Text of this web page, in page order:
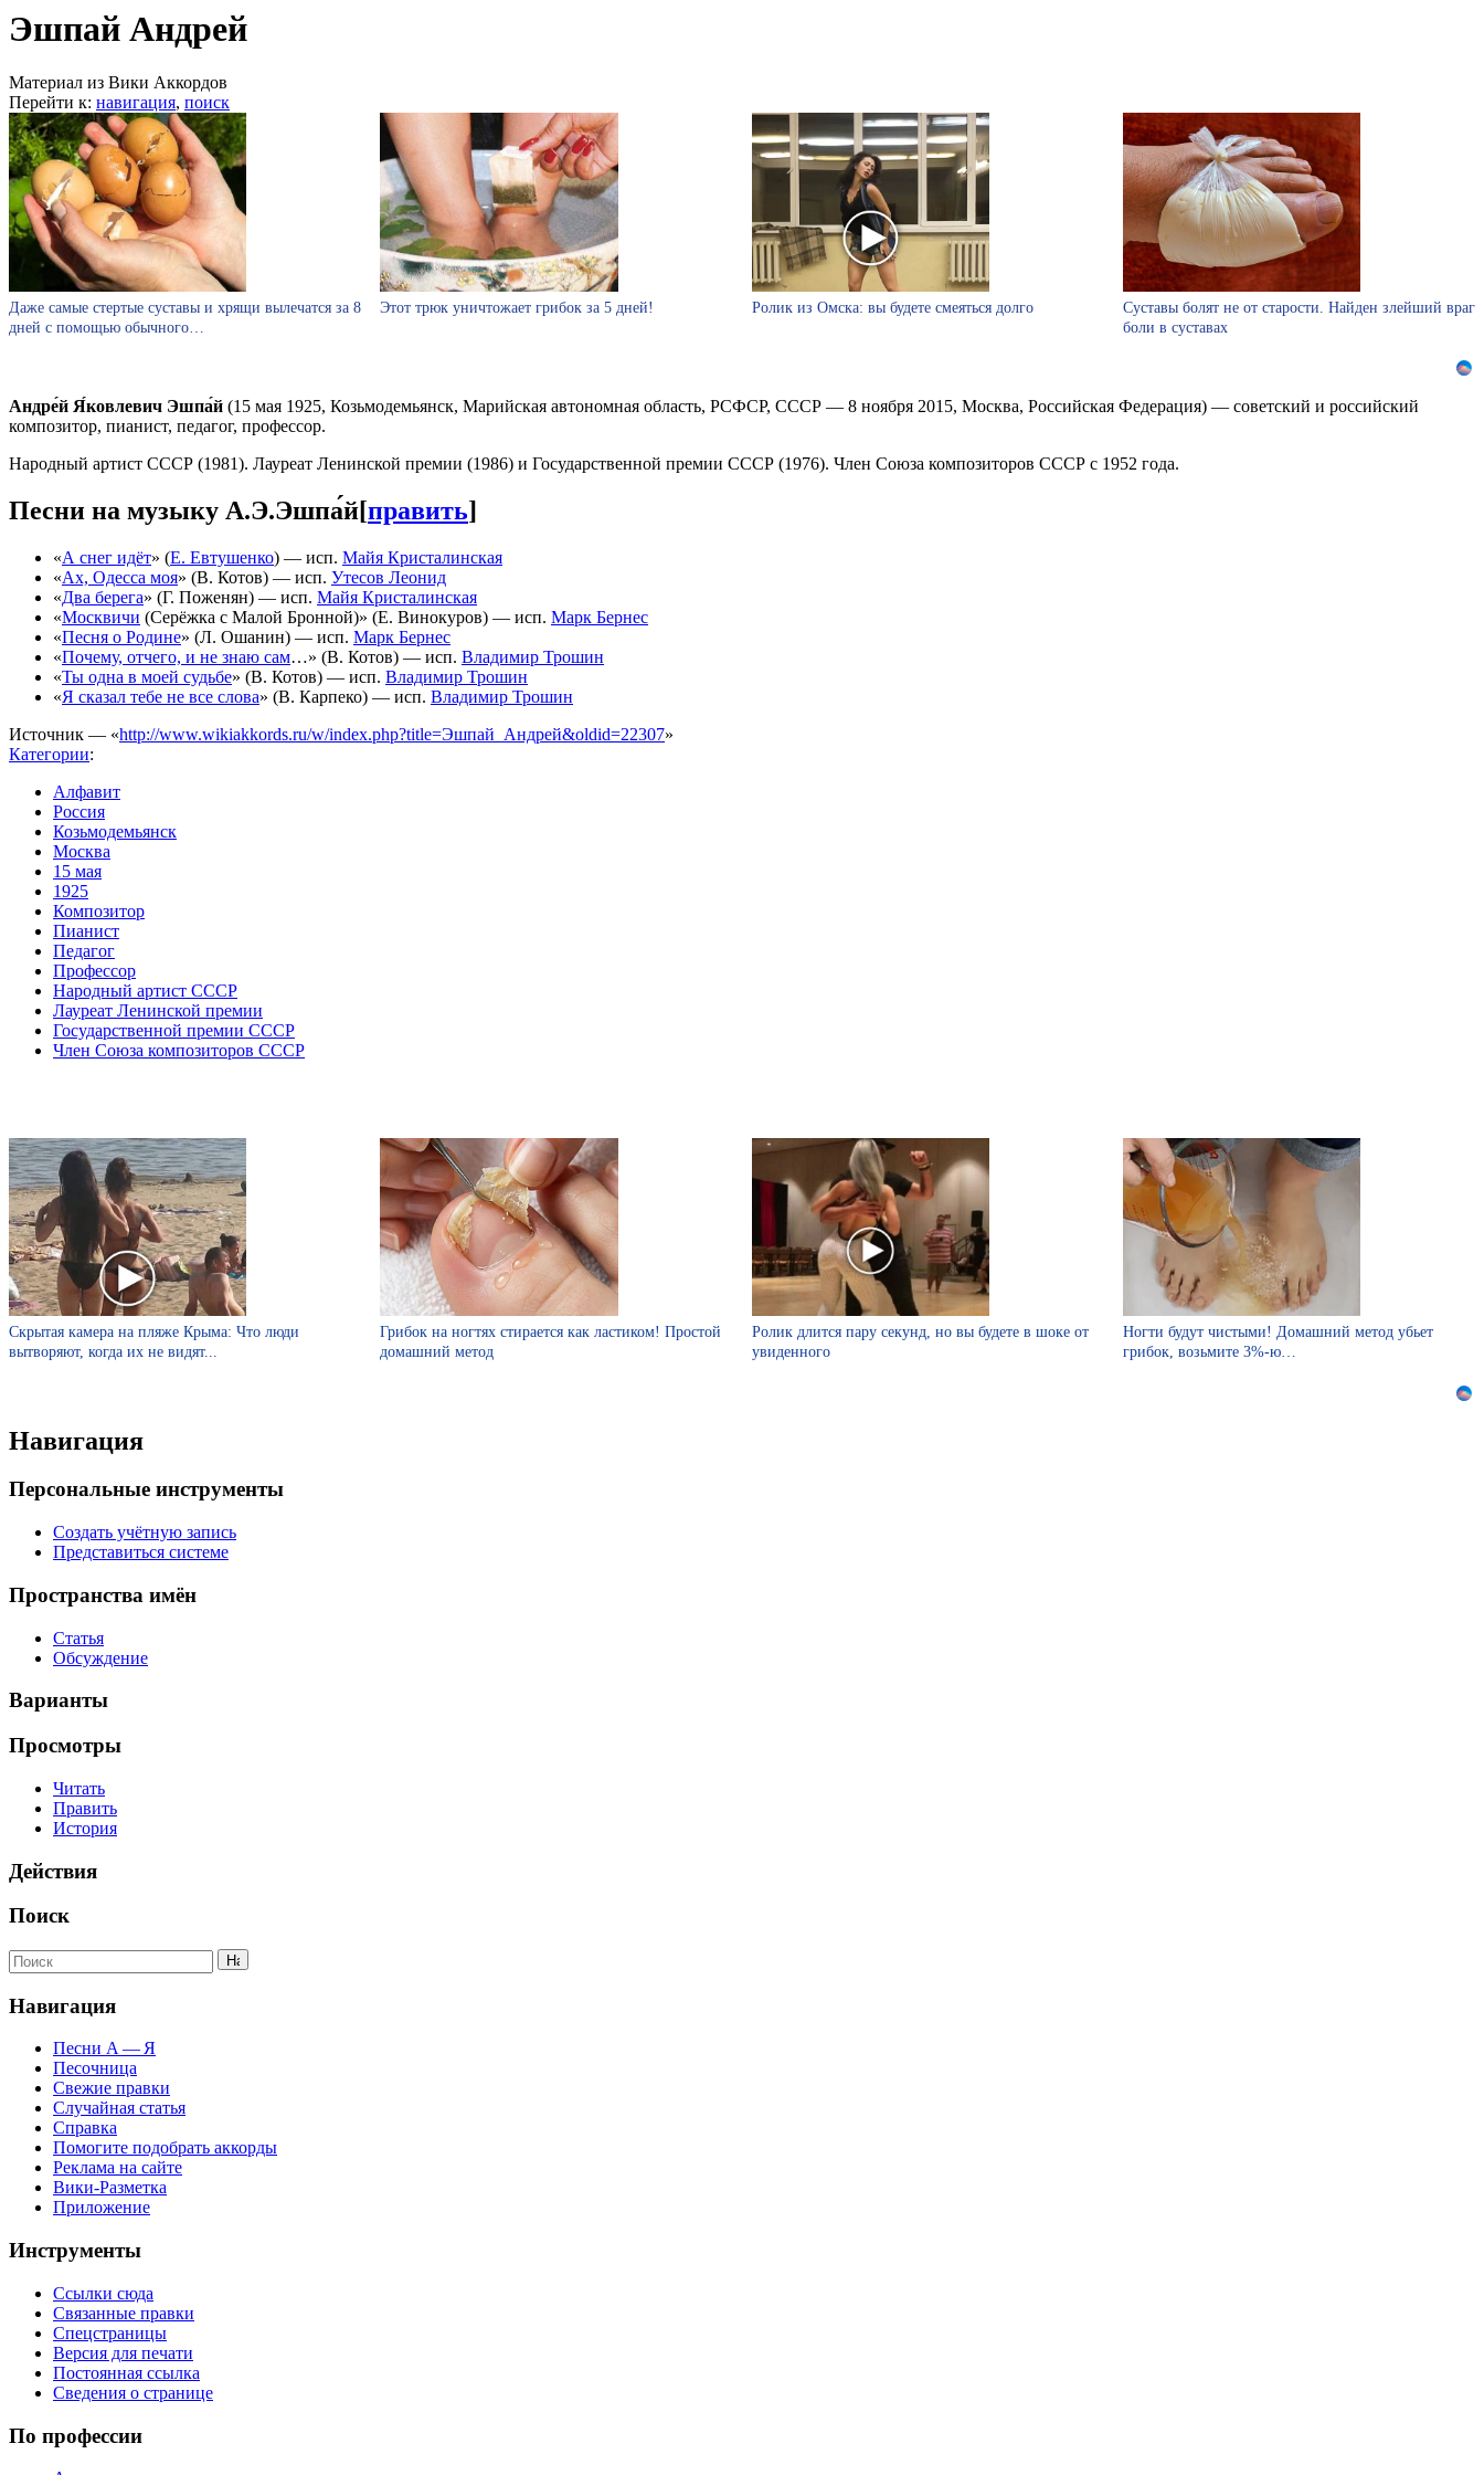
Эшпай Андрей
Материал из Вики Аккордов
Перейти к: навигация, поиск
Даже самые стертые суставы и хрящи вылечатся за 8
дней с помощью обычного…
Этот трюк уничтожает грибок за 5 дней! Ролик из Омска: вы будете смеяться долго
Суставы болят не от старости. Найден злейший враг
боли в суставах
Андре́й Я́ковлевич Эшпа́й (15 мая 1925, Козьмодемьянск, Марийская автономная область, РСФСР, СССР — 8 ноября 2015, Москва, Российская Федерация) — советский и российский
композитор, пианист, педагог, профессор.
Народный артист СССР (1981). Лауреат Ленинской премии (1986) и Государственной премии СССР (1976). Член Союза композиторов СССР с 1952 года.
Песни на музыку А.Э.Эшпа́й[править]
«А снег идёт» (Е. Евтушенко) — исп. Майя Кристалинская
«Ах, Одесса моя» (В. Котов) — исп. Утесов Леонид
«Два берега» (Г. Поженян) — исп. Майя Кристалинская
«Москвичи (Серёжка с Малой Бронной)» (Е. Винокуров) — исп. Марк Бернес
«Песня о Родине» (Л. Ошанин) — исп. Марк Бернес
«Почему, отчего, и не знаю сам…» (В. Котов) — исп. Владимир Трошин
«Ты одна в моей судьбе» (В. Котов) — исп. Владимир Трошин
«Я сказал тебе не все слова» (В. Карпеко) — исп. Владимир Трошин
Источник — «http://www.wikiakkords.ru/w/index.php?title=Эшпай_Андрей&oldid=22307»
Категории:
Алфавит
Россия
Козьмодемьянск
Москва
15 мая
1925
Композитор
Пианист
Педагог
Профессор
Народный артист СССР
Лауреат Ленинской премии
Государственной премии СССР
Член Союза композиторов СССР
Скрытая камера на пляже Крыма: Что люди
вытворяют, когда их не видят...
Грибок на ногтях стирается как ластиком! Простой
домашний метод
Ролик длится пару секунд, но вы будете в шоке от
увиденного
Ногти будут чистыми! Домашний метод убьет
грибок, возьмите 3%-ю…
Навигация
Персональные инструменты
Создать учётную запись
Представиться системе
Пространства имён
Статья
Обсуждение
Варианты
Просмотры
Читать
Править
История
Действия
Поиск
Навигация
Песни А — Я
Песочница
Свежие правки
Случайная статья
Справка
Помогите подобрать аккорды
Реклама на сайте
Вики-Разметка
Приложение
Инструменты
Ссылки сюда
Связанные правки
Спецстраницы
Версия для печати
Постоянная ссылка
Сведения о странице
По профессии